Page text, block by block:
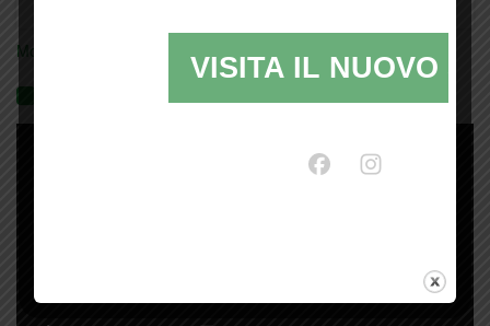
Mostra tutte le locandine
Videogallery
VISITA IL NUOVO